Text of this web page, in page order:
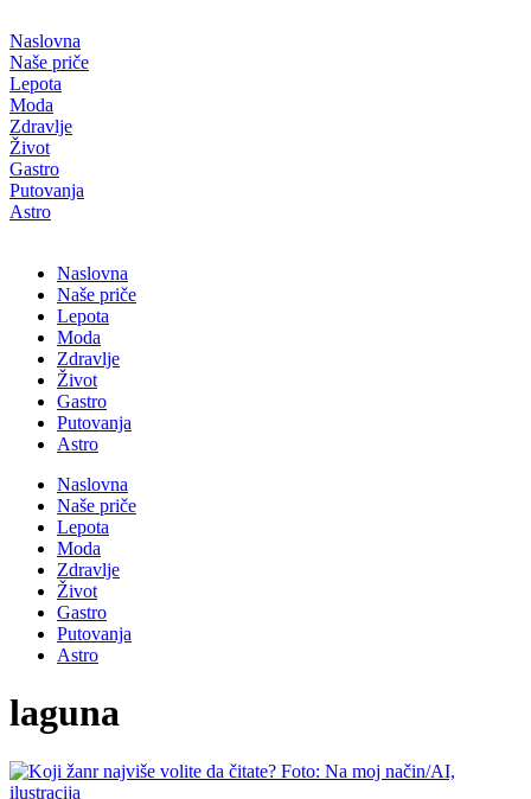
на
садржај
Naslovna
Naše priče
Lepota
Moda
Zdravlje
Život
Gastro
Putovanja
Astro
Naslovna
Naše priče
Lepota
Moda
Zdravlje
Život
Gastro
Putovanja
Astro
Naslovna
Naše priče
Lepota
Moda
Zdravlje
Život
Gastro
Putovanja
Astro
laguna